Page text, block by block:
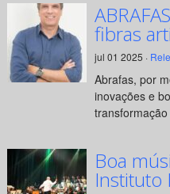
fibras
jul 01 2025 ·
Abrafas, por
inovações e
Boa
Instituto